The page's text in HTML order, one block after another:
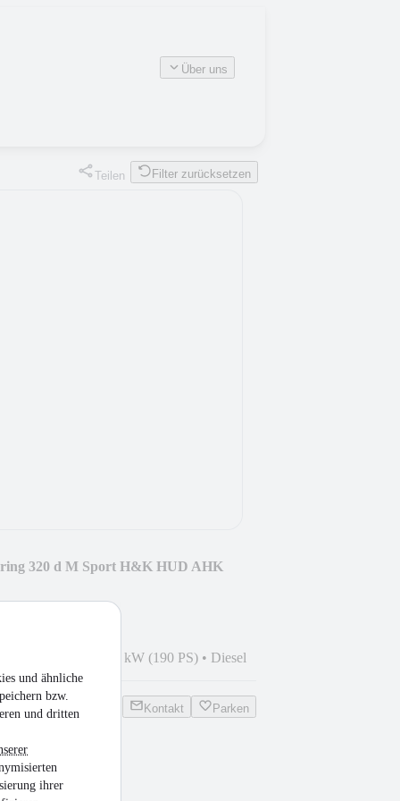
und ähnliche
bzw.
und dritten
ihrer
Über uns
Teilen Filter zurücksetzen
320 d M Sport H&K HUD AHK
140 kW (190 PS) • Diesel
Kontakt Parken
Tourer